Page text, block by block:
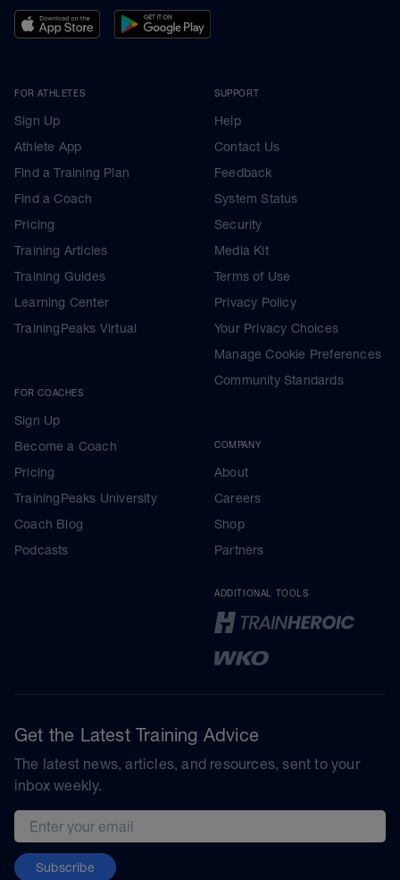
FOR ATHLETES
Sign Up
Athlete App
Find a Training Plan
Find a Coach
Pricing
Training Articles
Training Guides
Learning Center
TrainingPeaks Virtual
FOR COACHES
Sign Up
Become a Coach
Pricing
TrainingPeaks University
Coach Blog
Podcasts
SUPPORT
Help
Contact Us
Feedback
System Status
Security
Media Kit
Terms of Use
Privacy Policy
Your Privacy Choices
Manage Cookie Preferences
Community Standards
COMPANY
About
Careers
Shop
Partners
ADDITIONAL TOOLS
Get the Latest Training Advice
The latest news, articles, and resources, sent to your
inbox weekly.
Email address
Subscribe